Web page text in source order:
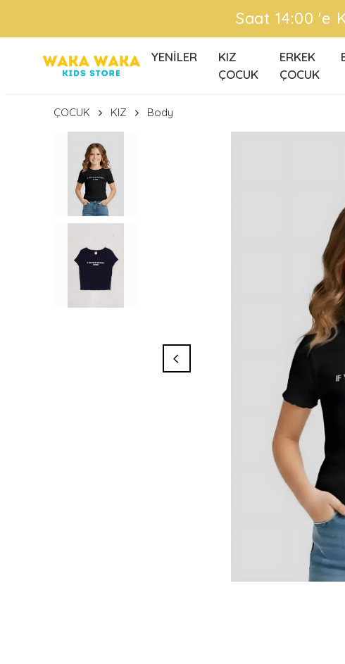
YENİLER
KIZ
ÇOCUK
ERKEK
ÇOCUK
ÇOCUK KIZ Body